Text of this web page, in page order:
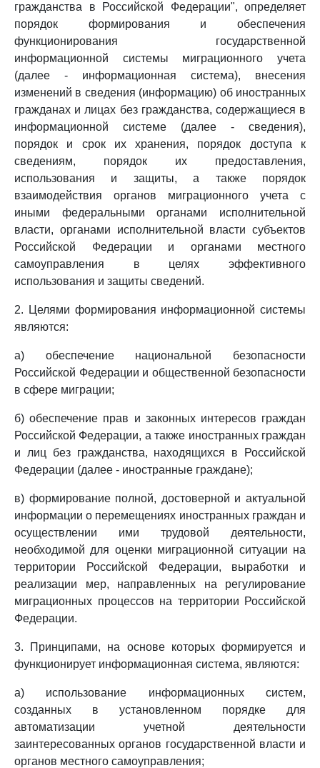
гражданства в Российской Федерации", определяет
порядок формирования и обеспечения
функционирования государственной
информационной системы миграционного учета
(далее - информационная система), внесения
изменений в сведения (информацию) об иностранных
гражданах и лицах без гражданства, содержащиеся в
информационной системе (далее - сведения),
порядок и срок их хранения, порядок доступа к
сведениям, порядок их предоставления,
использования и защиты, а также порядок
взаимодействия органов миграционного учета с
иными федеральными органами исполнительной
власти, органами исполнительной власти субъектов
Российской Федерации и органами местного
самоуправления в целях эффективного
использования и защиты сведений.
2. Целями формирования информационной системы
являются:
а) обеспечение национальной безопасности
Российской Федерации и общественной безопасности
в сфере миграции;
б) обеспечение прав и законных интересов граждан
Российской Федерации, а также иностранных граждан
и лиц без гражданства, находящихся в Российской
Федерации (далее - иностранные граждане);
в) формирование полной, достоверной и актуальной
информации о перемещениях иностранных граждан и
осуществлении ими трудовой деятельности,
необходимой для оценки миграционной ситуации на
территории Российской Федерации, выработки и
реализации мер, направленных на регулирование
миграционных процессов на территории Российской
Федерации.
3. Принципами, на основе которых формируется и
функционирует информационная система, являются:
а) использование информационных систем,
созданных в установленном порядке для
автоматизации учетной деятельности
заинтересованных органов государственной власти и
органов местного самоуправления;